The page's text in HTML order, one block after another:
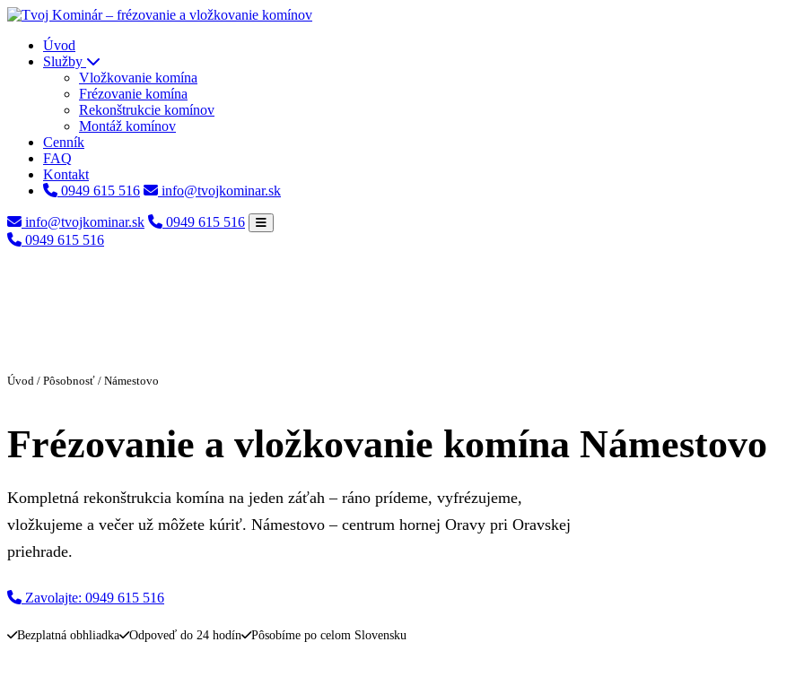
Úvod
Služby
Vložkovanie komína
Frézovanie komína
Rekonštrukcie komínov
Montáž komínov
Cenník
FAQ
Kontakt
0949 615 516
info@tvojkominar.sk
info@tvojkominar.sk
0949 615 516
0949 615 516
Úvod / Pôsobnosť / Námestovo
Frézovanie a vložkovanie komína Námestovo
Kompletná rekonštrukcia komína na jeden záťah – ráno prídeme, vyfrézujeme,
vložkujeme a večer už môžete kúriť. Námestovo – centrum hornej Oravy pri Oravskej
priehrade.
Zavolajte: 0949 615 516
Bezplatná obhliadka Odpoveď do 24 hodín Pôsobíme po celom Slovensku